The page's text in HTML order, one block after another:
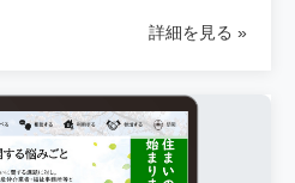
詳細を見る